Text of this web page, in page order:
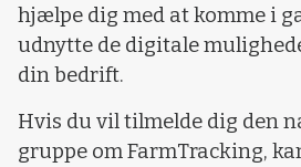
hjælpe dig med at komme i
udnytte de digitale
din bedrift.
Hvis du vil tilmelde dig den
gruppe om FarmTracking,